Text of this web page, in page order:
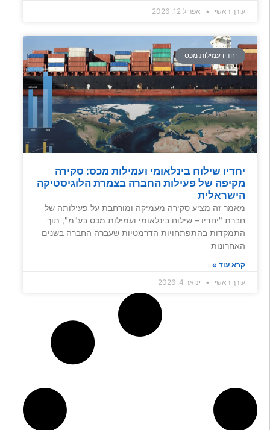
עורך ראשי
אפריל 12, 2026
יחדיו עמילות מכס
יחדיו שילוח בינלאומי ועמילות מכס: סקירה
מקיפה של פעילות החברה בצמרת הלוגיסטיקה
הישראלית
מאמר זה מציע סקירה מעמיקה ומורחבת על פעילותה של
חברת "יחדיו – שילוח בינלאומי ועמילות מכס בע"מ", תוך
התמקדות בהתפתחויות הדרמטיות שעברה החברה בשנים
האחרונות
קרא עוד »
עורך ראשי
ינואר 4, 2026